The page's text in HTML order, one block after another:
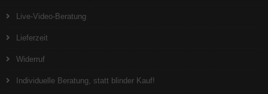
Live-Video-Beratung
Lieferzeit
Widerruf
Individuelle Beratung, statt blinder Kauf!